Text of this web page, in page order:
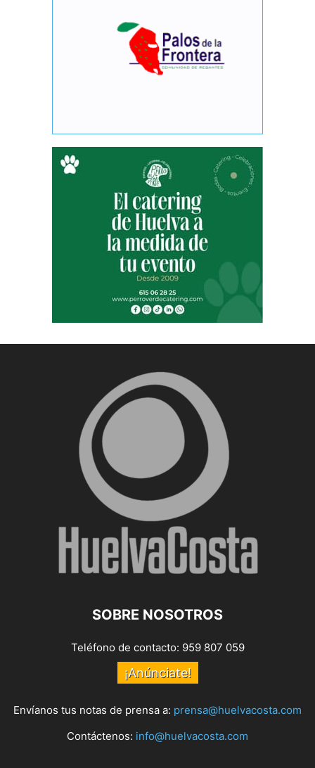
SOBRE NOSOTROS
Teléfono de contacto: 959 807 059
¡Anúnciate!
Envíanos tus notas de prensa a: prensa@huelvacosta.com
Contáctenos: info@huelvacosta.com